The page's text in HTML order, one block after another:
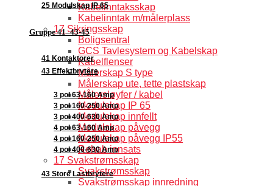
25 Modulskap IP 65
Gruppe 41–43-45
41 Kontaktorer
43 Effektbrytere
3 pol 63-160 Amp
3 pol 160-250 Amp
3 pol 400-630 Amp
4 pol 63-160 Amp
4 pol 160-250 Amp
4 pol 400-630 Amp
43 Store Lastbrytere
Kabelinntaksskap
Kabelinntak m/målerplass
17 Sikringsskap
Boligsentral
GCS Tavlesystem og Kabelskap
Kabelflenser
Målerskap S type
Målerskap ute, tette plastskap
Målersløyfer / kabel
Modulskap IP 65
Modulskap innfellt
Modulskap påvegg
Modulskap påvegg IP55
Rehab innsats
17 Svakstrømsskap
Svakstrømsskap
Svakstrømsskap innredning